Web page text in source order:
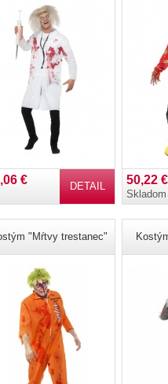
DETAIL
€ 50,22 €
Skladom
"Mŕtvy trestanec"